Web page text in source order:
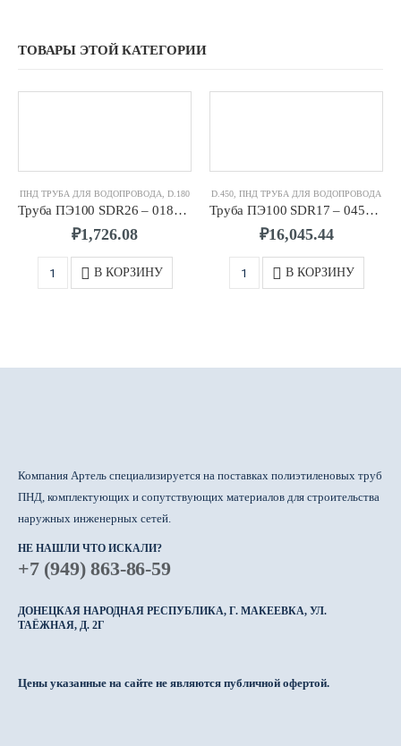
ТОВАРЫ ЭТОЙ КАТЕГОРИИ
ПНД ТРУБА ДЛЯ ВОДОПРОВОДА, D.180
Труба ПЭ100 SDR26 – 0180 х 6,9
₽1,726.08
В КОРЗИНУ
D.450, ПНД ТРУБА ДЛЯ ВОДОПРОВОДА
Труба ПЭ100 SDR17 – 0450 х 26,7
₽16,045.44
В КОРЗИНУ
Компания Артель специализируется на поставках полиэтиленовых труб
ПНД, комплектующих и сопутствующих материалов для строительства
наружных инженерных сетей.
НЕ НАШЛИ ЧТО ИСКАЛИ?
+7 (949) 863-86-59
ДОНЕЦКАЯ НАРОДНАЯ РЕСПУБЛИКА, Г. МАКЕЕВКА, УЛ.
ТАЁЖНАЯ, Д. 2Г
Цены указанные на сайте не являются публичной офертой.